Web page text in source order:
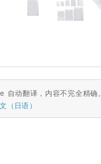
动翻译，内容不完全精确。
（日语）